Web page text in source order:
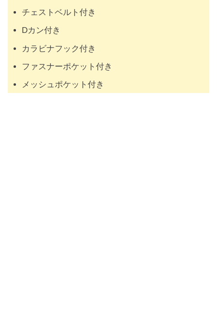
チェストベルト付き
Dカン付き
カラビナフック付き
ファスナーポケット付き
メッシュポケット付き